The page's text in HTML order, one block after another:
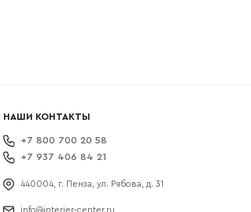
НАШИ КОНТАКТЫ
+7 800 700 20 58
+7 937 406 84 21
440004, г. Пенза, ул. Рябова, д. 31
info@interier-center.ru